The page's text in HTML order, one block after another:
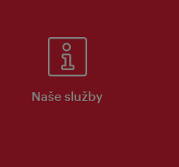
Naše služby